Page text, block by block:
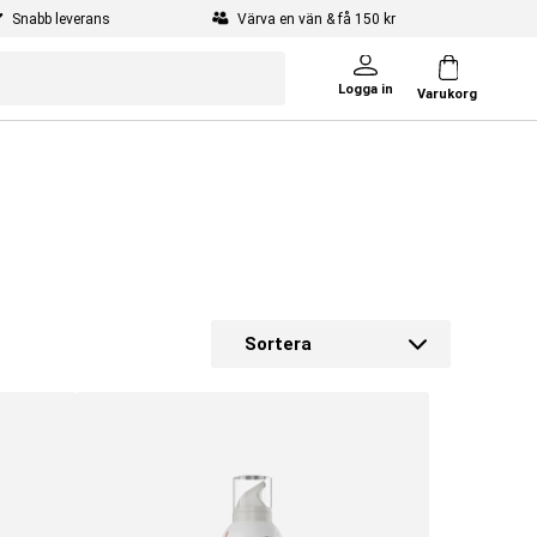
Snabb leverans Värva en vän & få 150 kr
Logga in Varukorg
Sortera